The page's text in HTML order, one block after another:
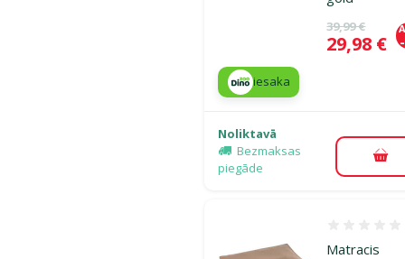
Oriģinālā
39,99 €
Cena
29,98 €
iesaka
Noliktavā
Bezmaksas
piegāde
Matracis